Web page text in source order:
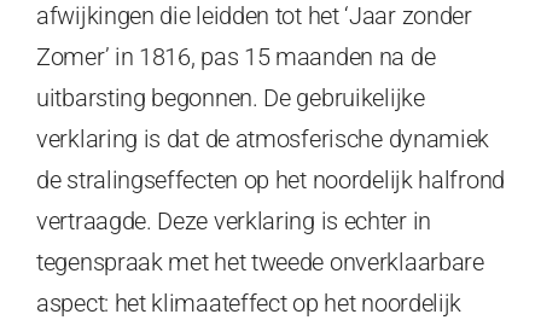
afwijkingen die leidden tot het ‘Jaar zonder
Zomer’ in 1816, pas 15 maanden na de
uitbarsting begonnen. De gebruikelijke
verklaring is dat de atmosferische dynamiek
de stralingseffecten op het noordelijk halfrond
vertraagde. Deze verklaring is echter in
tegenspraak met het tweede onverklaarbare
aspect: het klimaateffect op het noordelijk